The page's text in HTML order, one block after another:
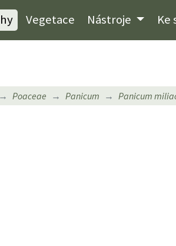
Vegetace Nástroje Ke
Poaceae Panicum Panicum